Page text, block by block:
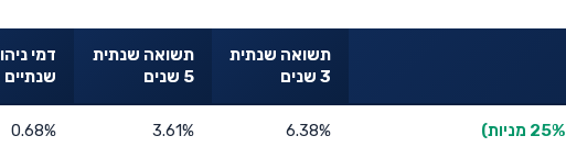
תשואה שנתית
3 שנים
תשואה שנתית
5 שנים
דמי
שנתיים
6.38%
3.61%
0.68%